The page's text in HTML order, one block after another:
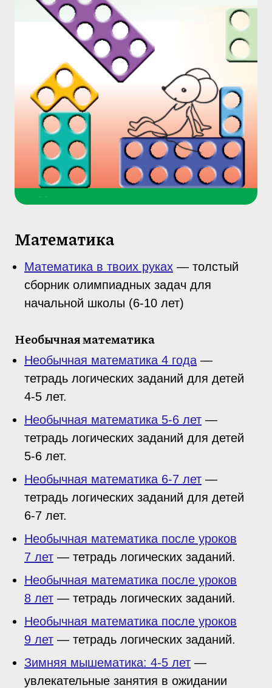
Математика
Математика в твоих руках — толстый
сборник олимпиадных задач для
начальной школы (6-10 лет)
Необычная математика
Необычная математика 4 года —
тетрадь логических заданий для детей
4-5 лет.
Необычная математика 5-6 лет —
тетрадь логических заданий для детей
5-6 лет.
Необычная математика 6-7 лет —
тетрадь логических заданий для детей
6-7 лет.
Необычная математика после уроков
7 лет — тетрадь логических заданий.
Необычная математика после уроков
8 лет — тетрадь логических заданий.
Необычная математика после уроков
9 лет — тетрадь логических заданий.
Зимняя мышематика: 4-5 лет —
увлекательные занятия в ожидании